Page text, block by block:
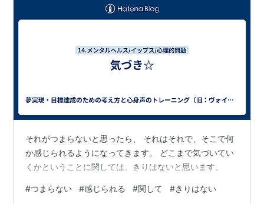
それがつまらないと思ったら、 それはそれで、そこで何
か感じられるようになってきます。 どこまで気づいてい
くかということに関しては、きりはないと思います。
#つまらない #感じられる #関して #きりはない